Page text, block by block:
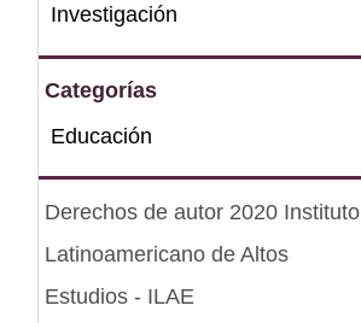
Investigación
Categorías
Educación
Derechos de autor 2020 Instituto
Latinoamericano de Altos
Estudios - ILAE